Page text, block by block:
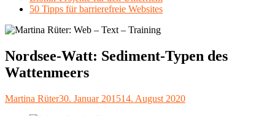
50 Tipps für barrierefreie Websites
Nordsee-Watt: Sediment-Typen des
Wattenmeers
Autor
Martina RüterVeröffentlicht
30. Januar 201514. August 2020